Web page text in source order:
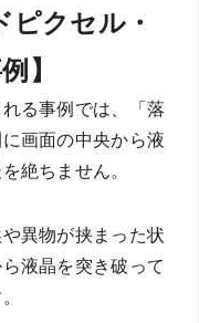
ピクセル・
】
る事例では、「落
画面の中央から液
絶ちません。
異物が挟まった状
液晶を突き破って